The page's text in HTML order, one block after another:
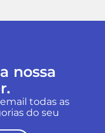
nossa
todas as
do seu